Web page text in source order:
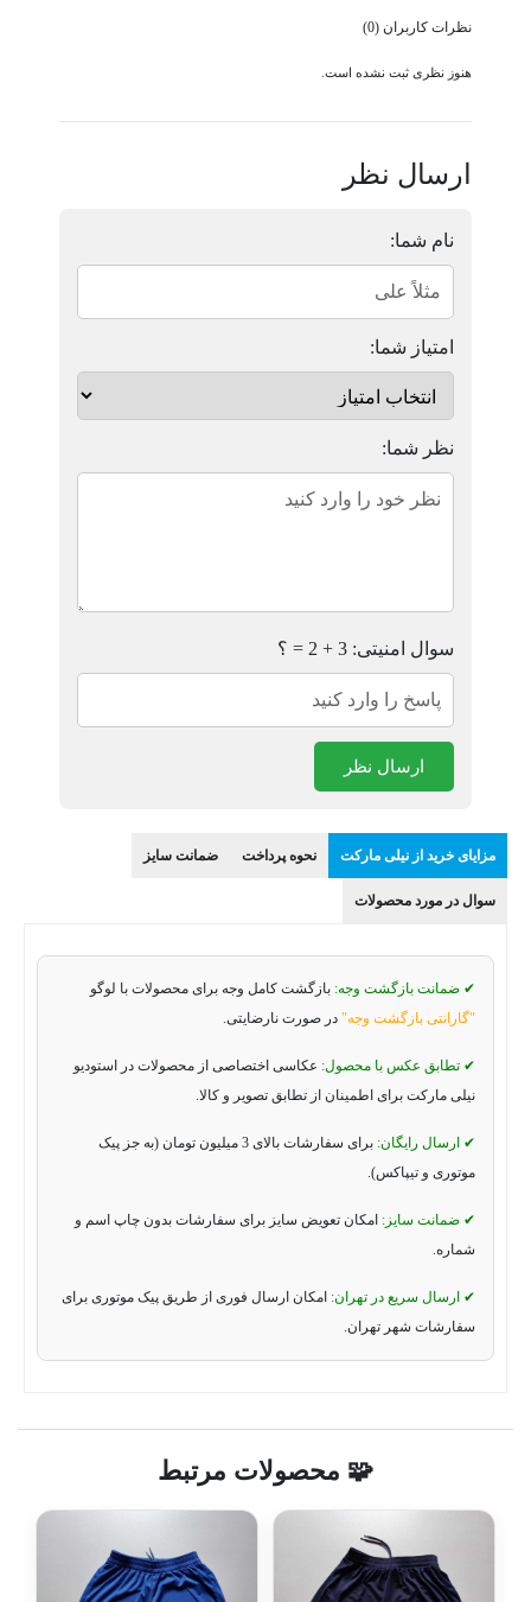
نظرات کاربران (0)
هنوز نظری ثبت نشده است.
ارسال نظر
نام شما:
امتیاز شما:
نظر شما:
سوال امنیتی: 3 + 2 = ؟
ارسال نظر
مزایای خرید از نیلی مارکت نحوه پرداخت ضمانت سایز
سوال در مورد محصولات
✔ ضمانت بازگشت وجه: بازگشت کامل وجه برای محصولات با لوگو
"گارانتی بازگشت وجه" در صورت نارضایتی.
✔ تطابق عکس با محصول: عکاسی اختصاصی از محصولات در استودیو
نیلی مارکت برای اطمینان از تطابق تصویر و کالا.
✔ ارسال رایگان:
برای سفارشات بالای 3 میلیون تومان (به جز پیک
موتوری و تیپاکس).
✔ ضمانت سایز: امکان تعویض سایز برای سفارشات بدون چاپ اسم و
شماره.
✔ ارسال سریع در تهران: امکان ارسال فوری از طریق پیک موتوری برای
سفارشات شهر تهران.
🧩 محصولات مرتبط